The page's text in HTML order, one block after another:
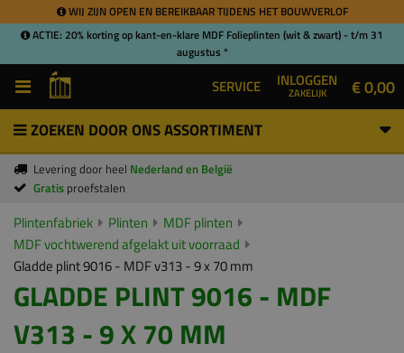
WIJ ZIJN OPEN EN BEREIKBAAR TIJDENS HET BOUWVERLOF
ACTIE: 20% korting op kant-en-klare MDF Folieplinten (wit & zwart) - t/m 31
augustus *
SERVICE INLOGGEN
ZAKELIJK € 0,00
ZOEKEN DOOR ONS ASSORTIMENT
Levering door heel Nederland en België
Gratis proefstalen
Plintenfabriek Plinten
MDF plinten
MDF vochtwerend afgelakt uit voorraad
Gladde plint 9016 - MDF v313 - 9 x 70 mm
GLADDE PLINT 9016 - MDF
V313 - 9 X 70 MM